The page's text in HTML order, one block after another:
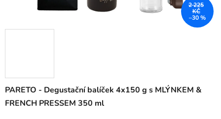
PARETO - Degustační balíček 4x150 g s MLÝNKEM &
FRENCH PRESSEM 350 ml
2 225
KČ
–30 %